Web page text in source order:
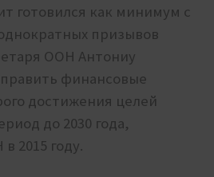
готовился как минимум с
призывов
ООН Антониу
финансовые
достижения целей
до 2030 года,
2015 году.